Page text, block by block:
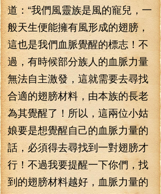
道：“我們風靈族是風的寵兒，一
般天生便能擁有風形成的翅膀，
這也是我們血脈覺醒的標志！不
過，有時候部分族人的血脈力量
無法自主激發，這就需要去尋找
合適的翅膀材料，由本族的長老
為其覺醒了！所以，這兩位小姑
娘要是想覺醒自己的血脈力量的
話，必須得去尋找到一對翅膀才
行！不過我要提醒一下你們，找
到的翅膀材料越好，血脈力量的